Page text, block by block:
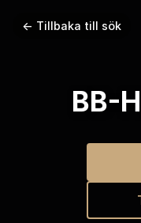
← Tillbaka till sök
BB-